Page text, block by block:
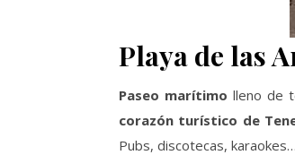
Playa de las
Paseo marítimo lleno de
corazón turístico de
Pubs, discotecas,